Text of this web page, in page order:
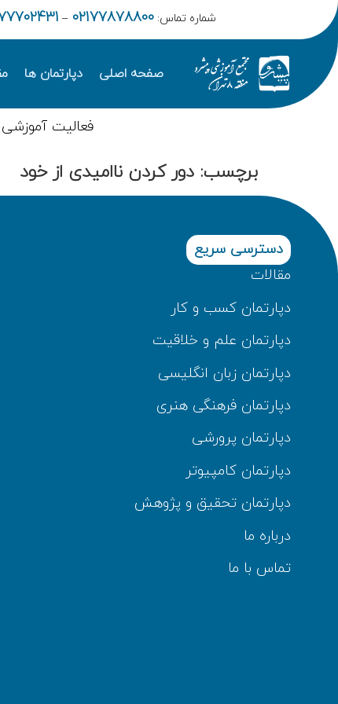
شماره تماس: 02177878800
–
صفحه اصلی دپارتمان ها
فعالیت
برچسب: دور کردن ناامیدی از خود
دسترسی سریع
مقالات
دپارتمان کسب و کار
دپارتمان علم و خلاقیت
دپارتمان زبان انگلیسی
دپارتمان فرهنگی هنری
دپارتمان پرورشی
دپارتمان کامپیوتر
دپارتمان تحقیق و پژوهش
درباره ما
تماس با ما